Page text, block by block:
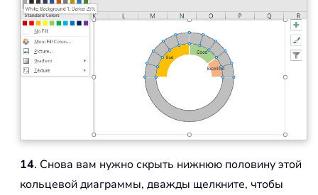
14. Снова вам нужно скрыть нижнюю половину этой
кольцевой диаграммы, дважды щелкните, чтобы